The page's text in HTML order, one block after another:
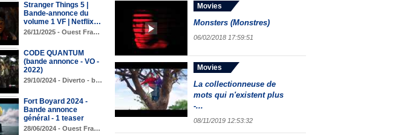
Stranger Things 5 |
Bande-annonce du
volume 1 VF | Netflix…
26/11/2025 - Ouest Fra…
CODE QUANTUM
(bande annonce - VO -
2022)
29/10/2024 - Diverto - b…
Fort Boyard 2024 -
Bande annonce
général - 1 teaser
28/06/2024 - Ouest Fra…
Movies
Monsters (Monstres)
06/02/2018 17:59:51
Movies
La collectionneuse de
mots qui n'existent plus
-...
08/11/2019 12:53:32